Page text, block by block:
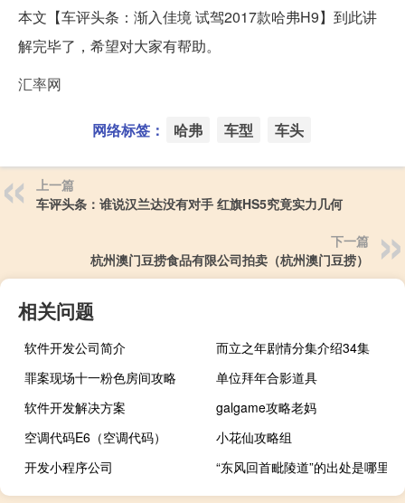
本文【车评头条：渐入佳境 试驾2017款哈弗H9】到此讲
解完毕了，希望对大家有帮助。
汇率网
网络标签： 哈弗 车型 车头
上一篇
车评头条：谁说汉兰达没有对手 红旗HS5究竟实力几何
下一篇
杭州澳门豆捞食品有限公司拍卖（杭州澳门豆捞）
相关问题
软件开发公司简介
而立之年剧情分集介绍34集
罪案现场十一粉色房间攻略
单位拜年合影道具
软件开发解决方案
galgame攻略老妈
空调代码E6（空调代码）
小花仙攻略组
开发小程序公司
“东风回首毗陵道”的出处是哪里